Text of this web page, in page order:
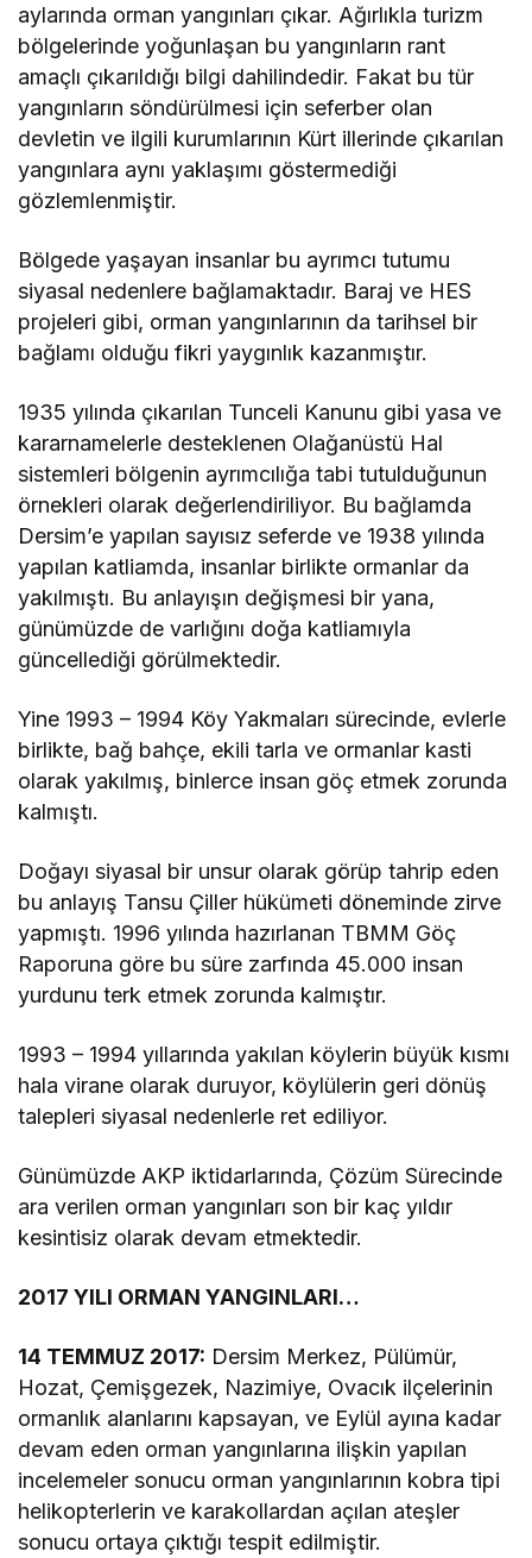
aylarında orman yangınları çıkar. Ağırlıkla turizm
bölgelerinde yoğunlaşan bu yangınların rant
amaçlı çıkarıldığı bilgi dahilindedir. Fakat bu tür
yangınların söndürülmesi için seferber olan
devletin ve ilgili kurumlarının Kürt illerinde çıkarılan
yangınlara aynı yaklaşımı göstermediği
gözlemlenmiştir.
Bölgede yaşayan insanlar bu ayrımcı tutumu
siyasal nedenlere bağlamaktadır. Baraj ve HES
projeleri gibi, orman yangınlarının da tarihsel bir
bağlamı olduğu fikri yaygınlık kazanmıştır.
1935 yılında çıkarılan Tunceli Kanunu gibi yasa ve
kararnamelerle desteklenen Olağanüstü Hal
sistemleri bölgenin ayrımcılığa tabi tutulduğunun
örnekleri olarak değerlendiriliyor. Bu bağlamda
Dersim’e yapılan sayısız seferde ve 1938 yılında
yapılan katliamda, insanlar birlikte ormanlar da
yakılmıştı. Bu anlayışın değişmesi bir yana,
günümüzde de varlığını doğa katliamıyla
güncellediği görülmektedir.
Yine 1993 – 1994 Köy Yakmaları sürecinde, evlerle
birlikte, bağ bahçe, ekili tarla ve ormanlar kasti
olarak yakılmış, binlerce insan göç etmek zorunda
kalmıştı.
Doğayı siyasal bir unsur olarak görüp tahrip eden
bu anlayış Tansu Çiller hükümeti döneminde zirve
yapmıştı. 1996 yılında hazırlanan TBMM Göç
Raporuna göre bu süre zarfında 45.000 insan
yurdunu terk etmek zorunda kalmıştır.
1993 – 1994 yıllarında yakılan köylerin büyük kısmı
hala virane olarak duruyor, köylülerin geri dönüş
talepleri siyasal nedenlerle ret ediliyor.
Günümüzde AKP iktidarlarında, Çözüm Sürecinde
ara verilen orman yangınları son bir kaç yıldır
kesintisiz olarak devam etmektedir.
2017 YILI ORMAN YANGINLARI…
14 TEMMUZ 2017: Dersim Merkez, Pülümür,
Hozat, Çemişgezek, Nazimiye, Ovacık ilçelerinin
ormanlık alanlarını kapsayan, ve Eylül ayına kadar
devam eden orman yangınlarına ilişkin yapılan
incelemeler sonucu orman yangınlarının kobra tipi
helikopterlerin ve karakollardan açılan ateşler
sonucu ortaya çıktığı tespit edilmiştir.